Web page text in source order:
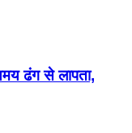
ढंग से लापता,